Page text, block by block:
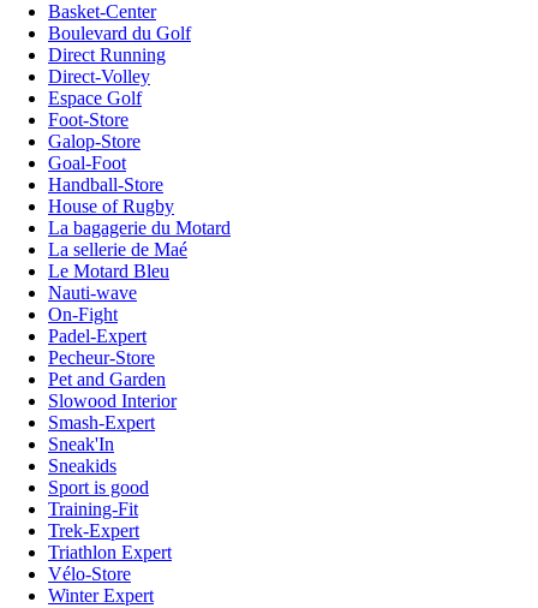
Basket-Center
Boulevard du Golf
Direct Running
Direct-Volley
Espace Golf
Foot-Store
Galop-Store
Goal-Foot
Handball-Store
House of Rugby
La bagagerie du Motard
La sellerie de Maé
Le Motard Bleu
Nauti-wave
On-Fight
Padel-Expert
Pecheur-Store
Pet and Garden
Slowood Interior
Smash-Expert
Sneak'In
Sneakids
Sport is good
Training-Fit
Trek-Expert
Triathlon Expert
Vélo-Store
Winter Expert